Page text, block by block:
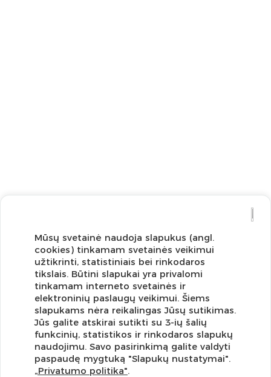
Užsisakykite naujienlaiškį ir pirmi gaukite geriausius
pasiūlymus!
Mūsų svetainė naudoja slapukus (angl.
cookies) tinkamam svetainės veikimui
užtikrinti, statistiniais bei rinkodaros
tikslais. Būtini slapukai yra privalomi
tinkamam interneto svetainės ir
elektroninių paslaugų veikimui. Šiems
slapukams nėra reikalingas Jūsų sutikimas.
Jūs galite atskirai sutikti su 3-ių šalių
funkcinių, statistikos ir rinkodaros slapukų
naudojimu. Savo pasirinkimą galite valdyti
paspaudę mygtuką "Slapukų nustatymai".
„Privatumo politika".